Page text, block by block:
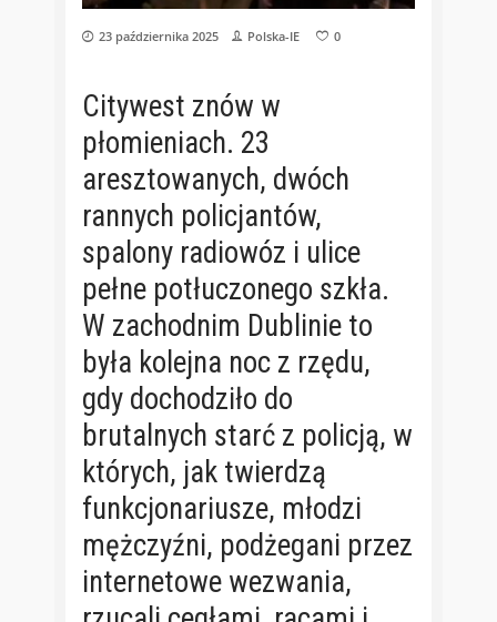
23 października 2025 Polska-IE 0
Citywest znów w
płomieniach. 23
aresztowanych, dwóch
rannych policjantów,
spalony radiowóz i ulice
pełne potłuczonego szkła.
W zachodnim Dublinie to
była kolejna noc z rzędu,
gdy dochodziło do
brutalnych starć z policją, w
których, jak twierdzą
funkcjonariusze, młodzi
mężczyźni, podżegani przez
internetowe wezwania,